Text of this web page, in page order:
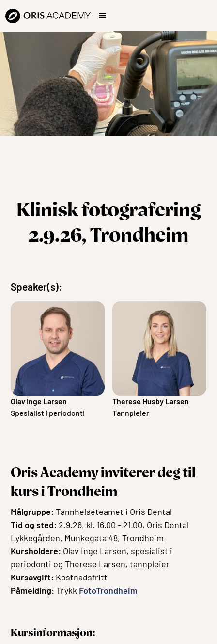
Klinisk fotografering
2.9.26, Trondheim
Speaker(s):
Olav Inge Larsen
Spesialist i periodonti
Therese Husby Larsen
Tannpleier
Oris Academy inviterer deg til
kurs i Trondheim
Målgruppe: Tannhelseteamet i Oris Dental
Tid og sted: 2.9.26, kl. 16.00 - 21.00, Oris Dental
Lykkegården, Munkegata 48, Trondheim
Kursholdere: Olav Inge Larsen, spesialist i
periodonti og Therese Larsen, tannpleier
Kursavgift: Kostnadsfritt
Påmelding:Trykk FotoTrondheim
Kursinformasjon: